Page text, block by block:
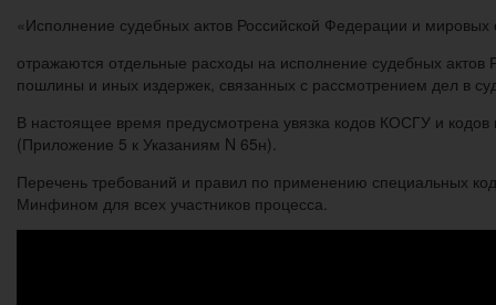
«Исполнение судебных актов Российской Федерации и
отражаются отдельные расходы на исполнение судебных
пошлины и иных издержек, связанных с рассмотрением дел в
В настоящее время предусмотрена увязка кодов КОСГУ и кодов
(Приложение 5 к Указаниям N 65н).
Перечень требований и правил по применению специальных
Минфином для всех участников процесса.